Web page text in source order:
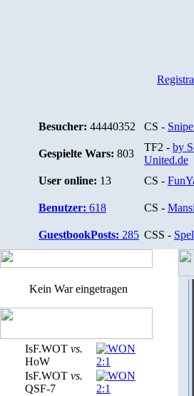
Besucher: 44440352 CS -
Gespielte Wars: 803
TF2 - by
United.de
User online: 13 CS -
Benutzer: 618 CS -
GuestbookPosts: 285 CSS -
Kein War eingetragen
IsF.WOT vs.
HoW
2:1
IsF.WOT vs.
QSF-7
2:1